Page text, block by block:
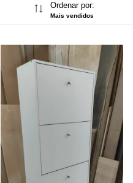
Ordenar por:
Mais vendidos